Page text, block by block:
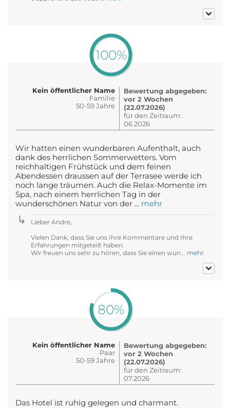
100%
Kein öffentlicher Name
Familie
50-59 Jahre
Bewertung abgegeben:
vor 2 Wochen
(22.07.2026)
für den Zeitraum:
06.2026
Wir hatten einen wunderbaren Aufenthalt, auch
dank des herrlichen Sommerwetters. Vom
reichhaltigen Frühstück und dem feinen
Abendessen draussen auf der Terrasee werde ich
noch lange träumen. Auch die Relax-Momente im
Spa, nach einem herrlichen Tag in der
wunderschönen Natur von der ... mehr
Lieber Andre,
Vielen Dank, dass Sie uns Ihre Kommentare und Ihre
Erfahrungen mitgeteilt haben.
Wir freuen uns sehr zu hören, dass Sie einen wun... mehr
80%
Kein öffentlicher Name
Paar
50-59 Jahre
Bewertung abgegeben:
vor 2 Wochen
(22.07.2026)
für den Zeitraum:
07.2026
Das Hotel ist ruhig gelegen und charmant.